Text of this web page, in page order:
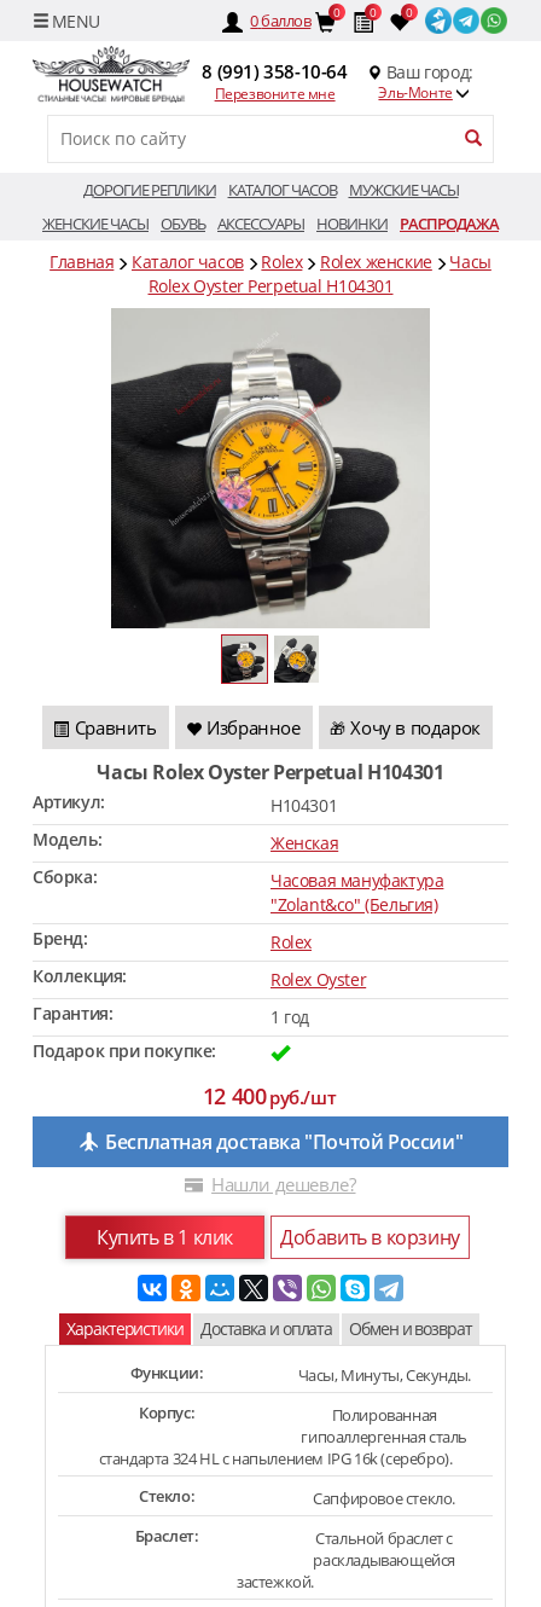
0баллов 0 0 0
8 (991) 358-10-64
Перезвоните мне
Ваш город:
Эль-Монте
ДОРОГИЕ РЕПЛИКИ КАТАЛОГ ЧАСОВ
МУЖСКИЕ ЧАСЫ
ЖЕНСКИЕ ЧАСЫ ОБУВЬ АКСЕССУАРЫ НОВИНКИ РАСПРОДАЖА
Главная Каталог часов Rolex Rolex женские
Часы
Rolex Oyster Perpetual H104301
Сравнить Избранное 🎁 Хочу в подарок
Часы Rolex Oyster Perpetual H104301
Артикул:
H104301
Модель:
Женская
Сборка:
Часовая мануфактура
"Zolant&co" (Бельгия)
Бренд:
Rolex
Коллекция:
Rolex Oyster
Гарантия:
1 год
Подарок при покупке:
12 400руб./шт
Бесплатная доставка "Почтой России"
Нашли дешевле?
Купить в 1 клик Добавить в корзину
Характеристики Доставка и оплата Обмен и возврат
Функции:
Часы, Минуты, Секунды.
Корпус:
Полированная
гипоаллергенная сталь
стандарта 324 HL с напылением IPG 16k (серебро).
Стекло:
Сапфировое стекло.
Браслет:
Стальной браслет с
раскладывающейся
застежкой.